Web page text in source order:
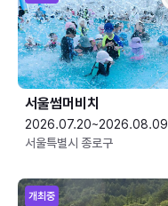
서울썸머비치
2026.07.20~2026.08.09
서울특별시 종로구
개최중